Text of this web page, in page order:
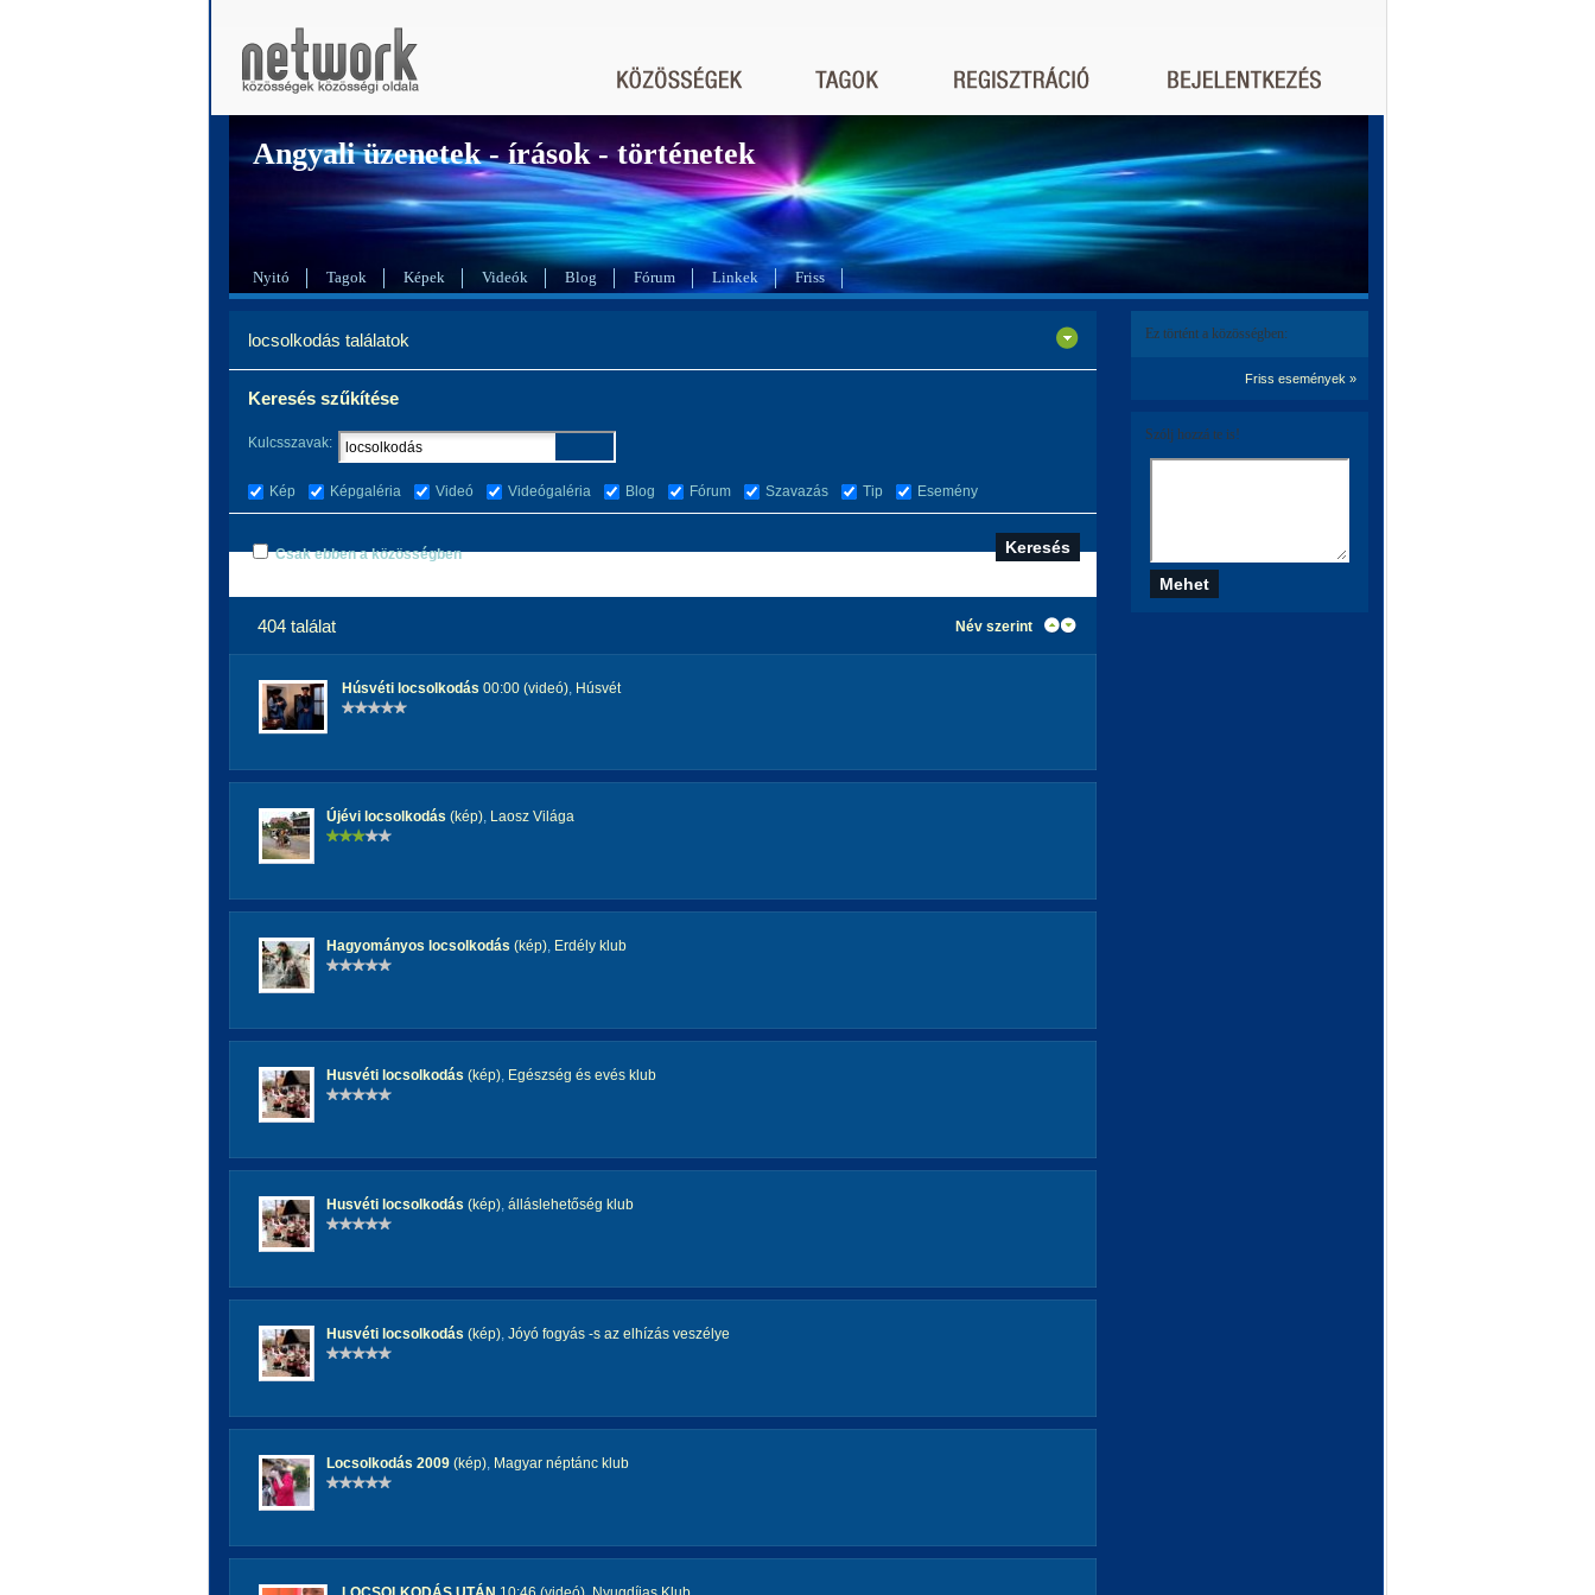
Angyali üzenetek - írások - történetek
Nyitó Tagok Képek Videók Blog Fórum Linkek Friss
locsolkodás találatok
Keresés szűkítése
Kulcsszavak:
Kép Képgaléria Videó Videógaléria Blog Fórum Szavazás Tip Esemény
Csak ebben a közösségben
404 találat Név szerint
Húsvéti locsolkodás 00:00 (videó), Húsvét
Újévi locsolkodás (kép), Laosz Világa
Hagyományos locsolkodás (kép), Erdély klub
Husvéti locsolkodás (kép), Egészség és evés klub
Husvéti locsolkodás (kép), álláslehetőség klub
Husvéti locsolkodás (kép), Jóyó fogyás -s az elhízás veszélye
Locsolkodás 2009 (kép), Magyar néptánc klub
Ez történt a közösségben:
Friss események »
Szólj hozzá te is!